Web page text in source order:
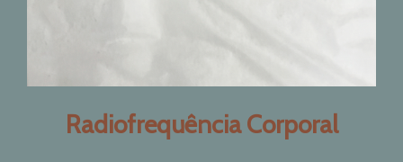
Radiofrequência Corporal